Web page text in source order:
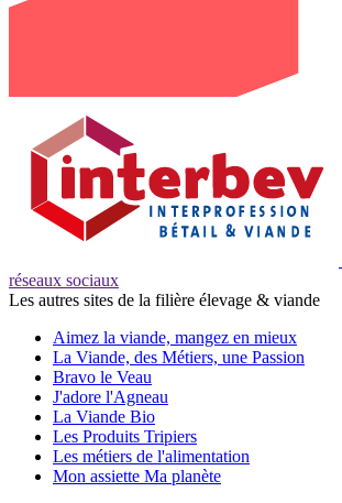
réseaux sociaux
Les autres sites de la filière élevage & viande
Aimez la viande, mangez en mieux
La Viande, des Métiers, une Passion
Bravo le Veau
J'adore l'Agneau
La Viande Bio
Les Produits Tripiers
Les métiers de l'alimentation
Mon assiette Ma planète